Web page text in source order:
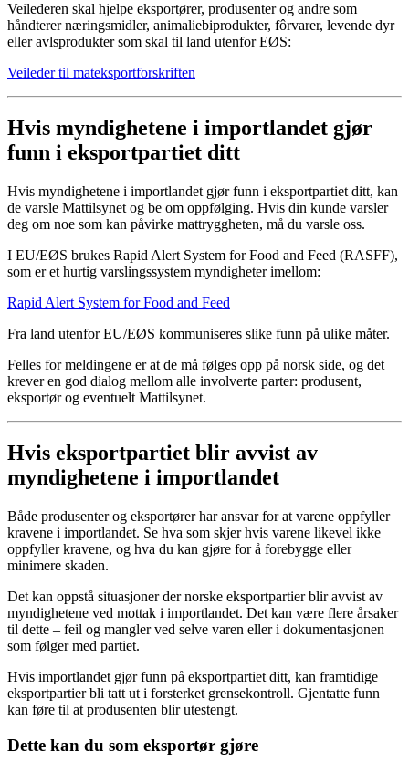
Veilederen skal hjelpe eksportører, produsenter og andre som
håndterer næringsmidler, animaliebiprodukter, fôrvarer, levende dyr
eller avlsprodukter som skal til land utenfor EØS:
Veileder til mateksportforskriften
Hvis myndighetene i importlandet gjør
funn i eksportpartiet ditt
Hvis myndighetene i importlandet gjør funn i eksportpartiet ditt, kan
de varsle Mattilsynet og be om oppfølging. Hvis din kunde varsler
deg om noe som kan påvirke mattryggheten, må du varsle oss.
I EU/EØS brukes Rapid Alert System for Food and Feed (RASFF),
som er et hurtig varslingssystem myndigheter imellom:
Rapid Alert System for Food and Feed
Fra land utenfor EU/EØS kommuniseres slike funn på ulike måter.
Felles for meldingene er at de må følges opp på norsk side, og det
krever en god dialog mellom alle involverte parter: produsent,
eksportør og eventuelt Mattilsynet.
Hvis eksportpartiet blir avvist av
myndighetene i importlandet
Både produsenter og eksportører har ansvar for at varene oppfyller
kravene i importlandet. Se hva som skjer hvis varene likevel ikke
oppfyller kravene, og hva du kan gjøre for å forebygge eller
minimere skaden.
Det kan oppstå situasjoner der norske eksportpartier blir avvist av
myndighetene ved mottak i importlandet. Det kan være flere årsaker
til dette – feil og mangler ved selve varen eller i dokumentasjonen
som følger med partiet.
Hvis importlandet gjør funn på eksportpartiet ditt, kan framtidige
eksportpartier bli tatt ut i forsterket grensekontroll. Gjentatte funn
kan føre til at produsenten blir utestengt.
Dette kan du som eksportør gjøre